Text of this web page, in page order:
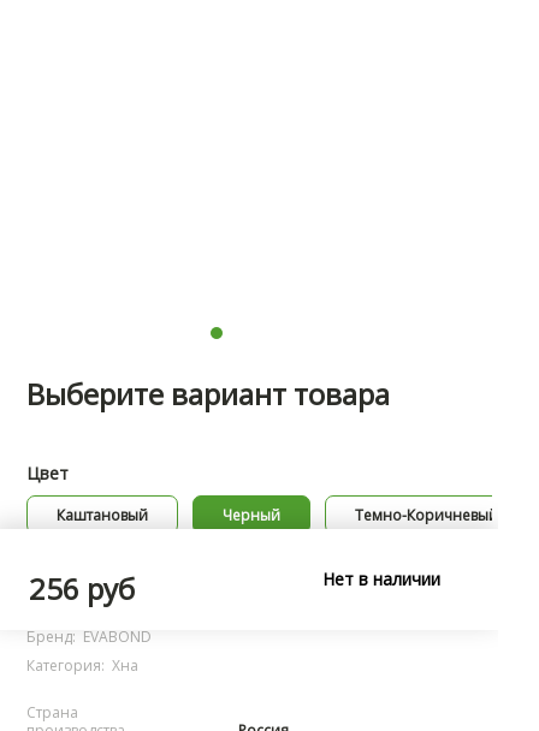
Выберите вариант товара
Цвет
Каштановый Черный Темно-Коричневый
Характеристики
Бренд: EVABOND
Категория: Хна
Страна
256 руб Нет в наличии